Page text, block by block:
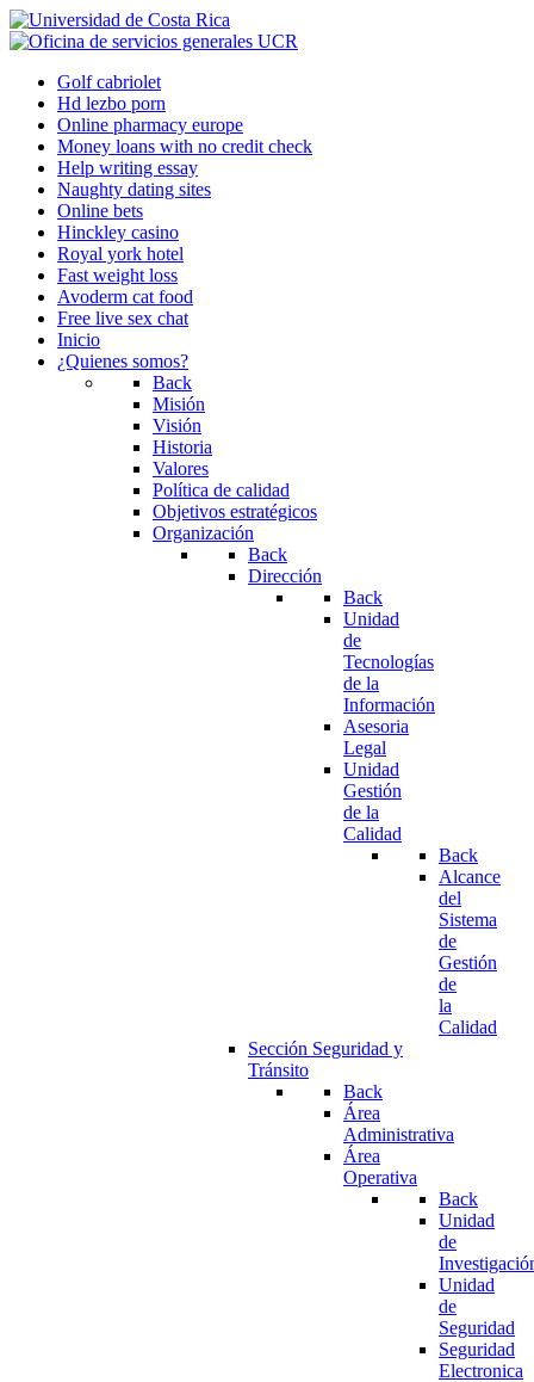
Golf cabriolet
Hd lezbo porn
Online pharmacy europe
Money loans with no credit check
Help writing essay
Naughty dating sites
Online bets
Hinckley casino
Royal york hotel
Fast weight loss
Avoderm cat food
Free live sex chat
Inicio
¿Quienes somos?
Back
Misión
Visión
Historia
Valores
Política de calidad
Objetivos estratégicos
Organización
Back
Dirección
Back
Unidad
de
Tecnologías
de la
Información
Asesoria
Legal
Unidad
Gestión
de la
Calidad
Back
Alcance
del
Sistema
de
Gestión
de
la
Calidad
Sección Seguridad y
Tránsito
Back
Área
Administrativa
Área
Operativa
Back
Unidad
de
Unidad
de
Seguridad
Seguridad
Electronica